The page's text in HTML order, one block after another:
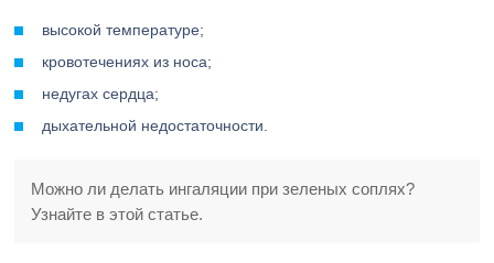
высокой температуре;
кровотечениях из носа;
недугах сердца;
дыхательной недостаточности.
Можно ли делать ингаляции при зеленых соплях?
Узнайте в этой статье.